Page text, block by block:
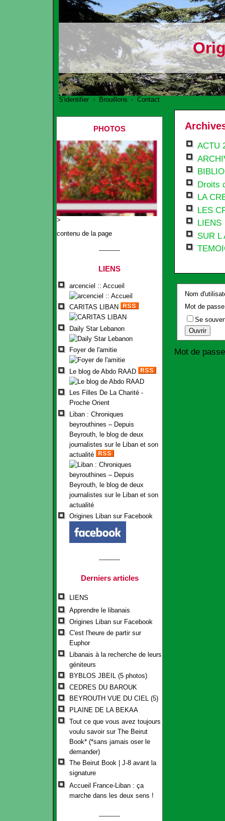
S'identifier - Brouillons - Contact
PHOTOS
>
contenu de la page
LIENS
arcenciel :: Accueil
CARITAS LIBAN
Daily Star Lebanon
Foyer de l'amitie
Le blog de Abdo RAAD
Les Filles De La Charité -
Proche Orient
Liban : Chroniques
beyrouthines – Depuis
Beyrouth, le blog de deux
journalistes sur le Liban et son
actualité
Origines Liban sur Facebook
Derniers articles
LIENS
Apprendre le libanais
Origines Liban sur Facebook
C'est l'heure de partir sur
Euphor
Libanais à la recherche de leurs
géniteurs
BYBLOS JBEIL (5 photos)
CEDRES DU BAROUK
BEYROUTH VUE DU CIEL (5)
PLAINE DE LA BEKAA
Tout ce que vous avez toujours
voulu savoir sur The Beirut
Book* (*sans jamais oser le
demander)
The Beirut Book | J-8 avant la
signature
Accueil France-Liban : ça
marche dans les deux sens !
ACTU
Droits
LA
LES
LIENS
SUR L
Nom
Mot de passe
Se
Mot de